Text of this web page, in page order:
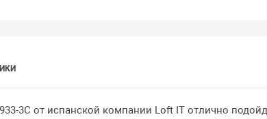
3C от испанской компании Loft IT отлично